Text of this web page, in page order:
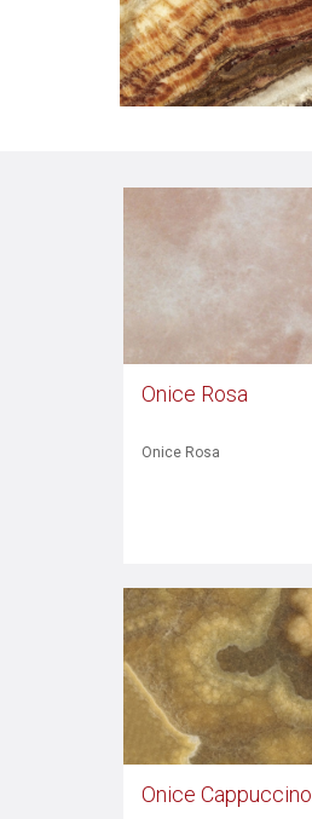
Onice Rosa
Onice Rosa
Onice Cappuccino